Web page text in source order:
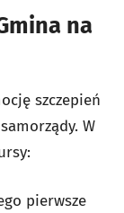
na
szczepień
W
pierwsze